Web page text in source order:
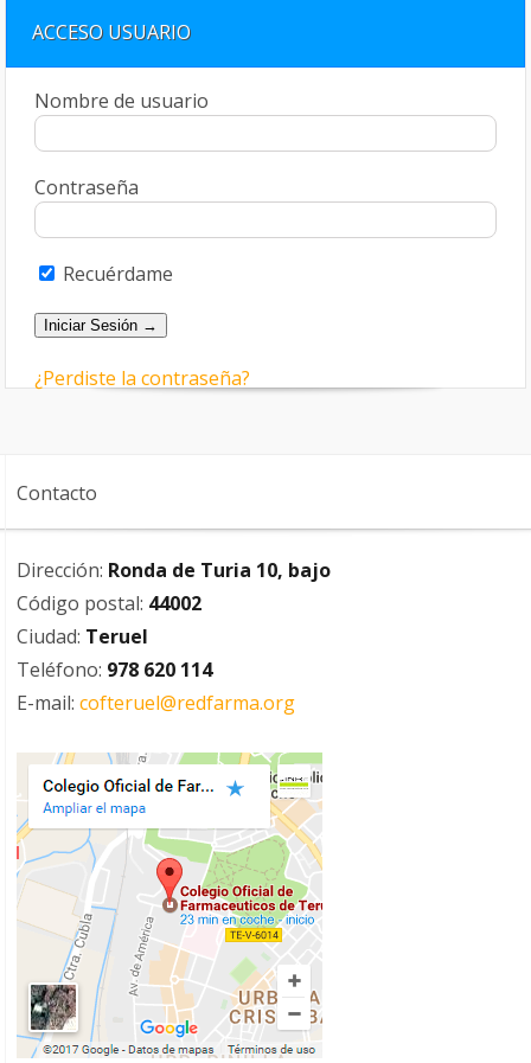
ACCESO USUARIO
Nombre de usuario
Contraseña
Recuérdame
¿Perdiste la contraseña?
Contacto
Dirección: Ronda de Turia 10, bajo
Código postal: 44002
Ciudad: Teruel
Teléfono: 978 620 114
E-mail:cofteruel@redfarma.org